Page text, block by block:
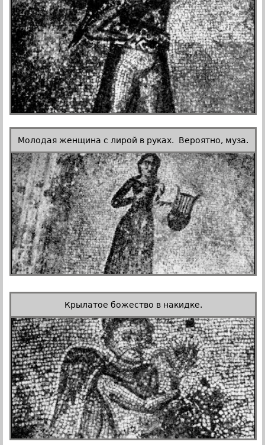
Молодая женщина с лирой в руках. Вероятно, муза.
Крылатое божество в накидке.